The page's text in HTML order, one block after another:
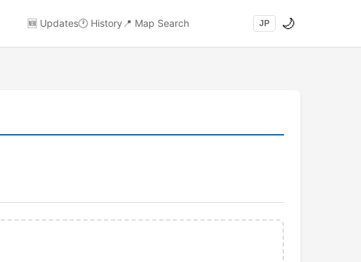
🆕 Updates🕐 History 📍 Map Search JP 🌙